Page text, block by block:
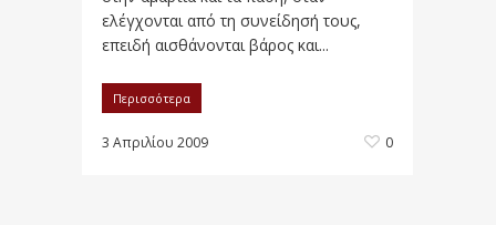
ελέγχονται από τη συνείδησή τους,
επειδή αισθάνονται βάρος και...
Περισσότερα
3 Απριλίου 2009 0